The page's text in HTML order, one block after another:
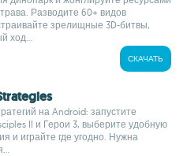
Разводите 60+ видов
зрелищные 3D-битвы,
ход...
СКАЧАТЬ
на Android: запустите
II и Герои 3, выберите удобную
и играйте где угодно. Нужна